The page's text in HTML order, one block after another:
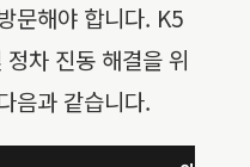
문해야 합니다. K5
차 진동 해결을 위
음과 같습니다.